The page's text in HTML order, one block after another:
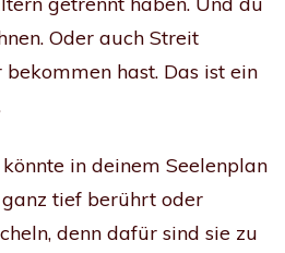
Oder auch Streit
hast. Das ist ein
in deinem Seelenplan
tief berührt oder
denn dafür sind sie zu